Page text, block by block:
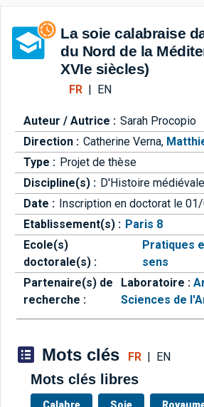
Aller
La soie calabraise
du Nord de la
XVIe siècles)
FR EN
Auteur / Autrice : Sarah Procopio
Direction : Catherine Verna,
Type : Projet de thèse
Discipline(s) : D'Histoire médiévale
Date : Inscription en doctorat le
Etablissement(s) : Paris 8
Ecole(s)
doctorale(s) :
Pratiques
sens
Partenaire(s) de
recherche :
Laboratoire :
Sciences de
Mots clés FR| EN
Mots clés libres